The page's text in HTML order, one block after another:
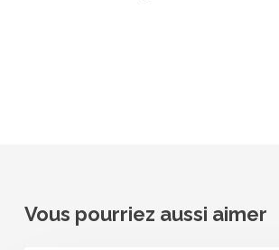
Vous pourriez aussi aimer